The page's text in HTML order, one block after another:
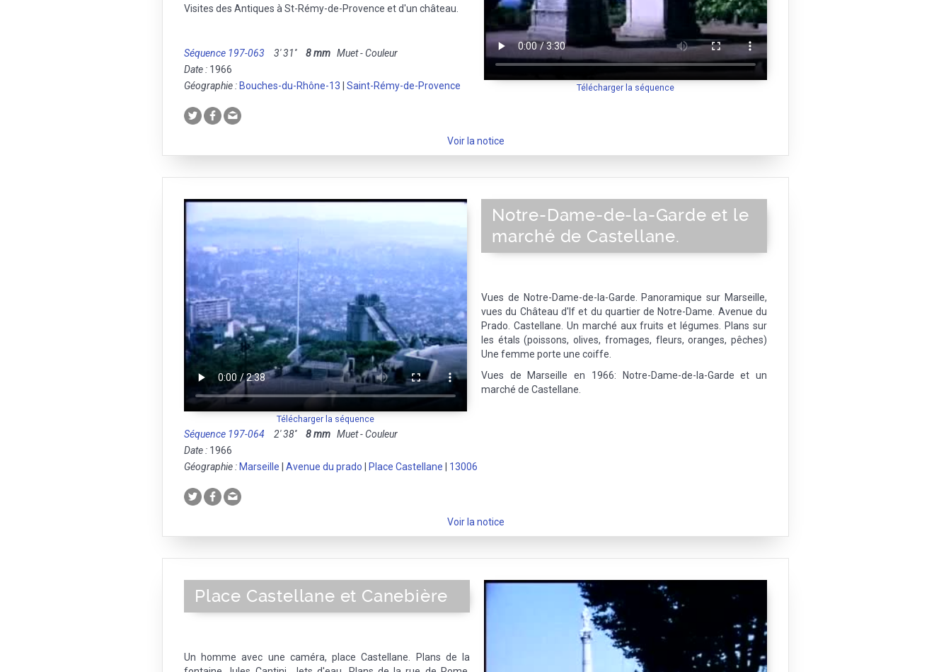
Télécharger la séquence
Visites des Antiques à St-Rémy-de-Provence et d'un château.
Séquence 197-063 3' 31'' 8 mm Muet - Couleur
Date : 1966
Géographie : Bouches-du-Rhône-13 Saint-Rémy-de-Provence
Voir la notice
Télécharger la séquence
Notre-Dame-de-la-Garde et le
marché de Castellane.
Vues de Notre-Dame-de-la-Garde. Panoramique sur Marseille,
vues du Château d'If et du quartier de Notre-Dame. Avenue du
Prado. Castellane. Un marché aux fruits et légumes. Plans sur
les étals (poissons, olives, fromages, fleurs, oranges, pêches)
Une femme porte une coiffe.
Vues de Marseille en 1966: Notre-Dame-de-la-Garde et un
marché de Castellane.
Séquence 197-064 2' 38'' 8 mm Muet - Couleur
Date : 1966
Géographie : Marseille Avenue du prado Place Castellane 13006
Voir la notice
Place Castellane et Canebière
Un homme avec une caméra, place Castellane. Plans de la